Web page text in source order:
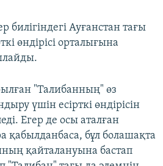
билігіндегі Ауғанстан тағы
өндірісі орталығына
"Талибанның" өз
үшін есірткі өндірісін
Егер де осы аталған
қабылданбаса, бұл болашақта
қайталануына бастап